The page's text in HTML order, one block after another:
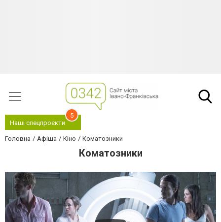
Наші спецпроєкти
5
Головна Афіша Кіно Коматозники
Коматозники